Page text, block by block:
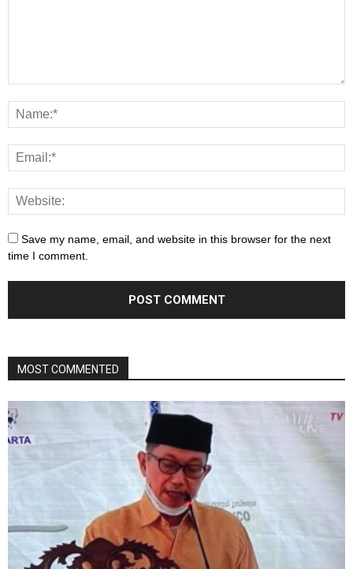
Save my name, email, and website in this browser for the next
time I comment.
MOST COMMENTED